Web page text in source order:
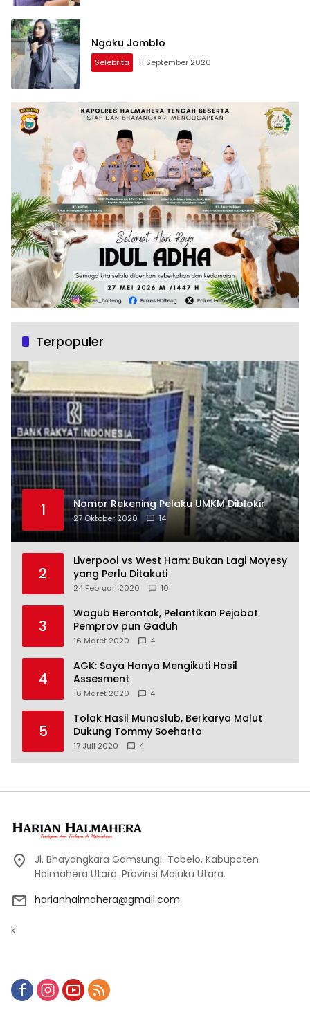
Ngaku Jomblo
Selebrita 11 September 2020
Terpopuler
1 Nomor Rekening Pelaku UMKM Diblokir
27 Oktober 2020 14
2
Liverpool vs West Ham: Bukan Lagi Moyesy
yang Perlu Ditakuti
24 Februari 2020 10
3
Wagub Berontak, Pelantikan Pejabat
Pemprov pun Gaduh
16 Maret 2020 4
4
AGK: Saya Hanya Mengikuti Hasil
Assesment
16 Maret 2020 4
5
Tolak Hasil Munaslub, Berkarya Malut
Dukung Tommy Soeharto
17 Juli 2020 4
Jl. Bhayangkara Gamsungi-Tobelo, Kabupaten
Halmahera Utara. Provinsi Maluku Utara.
harianhalmahera@gmail.com
k